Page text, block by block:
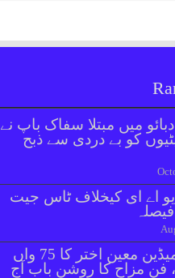
میں مبتلا سفاک باپ نے
کو بے دردی سے ذبح
یو اے ای کیخلاف ٹاس جیت
لیجنڈری کامیڈین معین اختر کا 75 واں
فنِ مزاح کا روشن باب آج